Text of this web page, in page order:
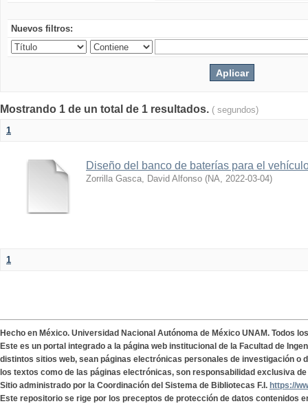
Nuevos filtros:
Mostrando 1 de un total de 1 resultados. ( segundos)
1
Diseño del banco de baterías para el
Zorrilla Gasca, David Alfonso (NA, 2022-03-04)
1
Hecho en México. Universidad Nacional Autónoma de México UNAM. Todos
Este es un portal integrado a la página web institucional de la Facultad de
distintos sitios web, sean páginas electrónicas personales de investigación o
los textos como de las páginas electrónicas, son responsabilidad exclusiva
Sitio administrado por la Coordinación del Sistema de Bibliotecas F.I. https://
Este repositorio se rige por los preceptos de protección de datos contenidos